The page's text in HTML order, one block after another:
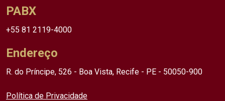
PABX
+55 81 2119-4000
Endereço
R. do Príncipe, 526 - Boa Vista, Recife - PE - 50050-900
Política de Privacidade